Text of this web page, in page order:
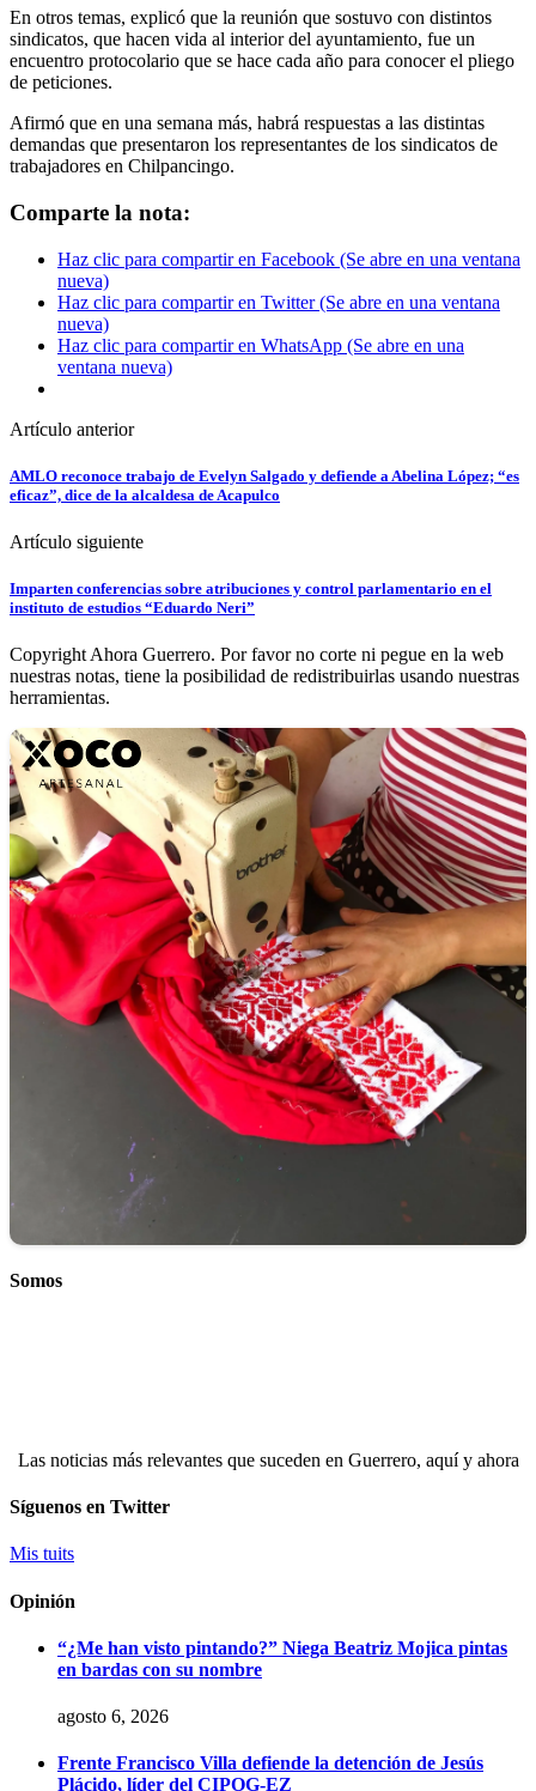
En otros temas, explicó que la reunión que sostuvo con distintos
sindicatos, que hacen vida al interior del ayuntamiento, fue un
encuentro protocolario que se hace cada año para conocer el pliego
de peticiones.
Afirmó que en una semana más, habrá respuestas a las distintas
demandas que presentaron los representantes de los sindicatos de
trabajadores en Chilpancingo.
Comparte la nota:
Haz clic para compartir en Facebook (Se abre en una ventana
nueva)
Haz clic para compartir en Twitter (Se abre en una ventana
nueva)
Haz clic para compartir en WhatsApp (Se abre en una
ventana nueva)
Artículo anterior
AMLO reconoce trabajo de Evelyn Salgado y defiende a Abelina López; “es
eficaz”, dice de la alcaldesa de Acapulco
Artículo siguiente
Imparten conferencias sobre atribuciones y control parlamentario en el
instituto de estudios “Eduardo Neri”
Copyright Ahora Guerrero. Por favor no corte ni pegue en la web
nuestras notas, tiene la posibilidad de redistribuirlas usando nuestras
herramientas.
Somos
Las noticias más relevantes que suceden en Guerrero, aquí y ahora
Síguenos en Twitter
Mis tuits
Opinión
“¿Me han visto pintando?” Niega Beatriz Mojica pintas
en bardas con su nombre
agosto 6, 2026
Frente Francisco Villa defiende la detención de Jesús
Plácido, líder del CIPOG-EZ